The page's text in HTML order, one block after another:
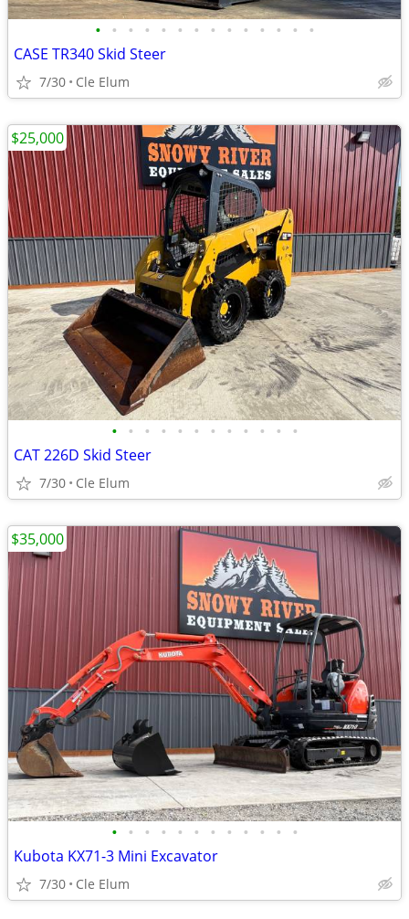
• • • • • • • • • • • • • •
CASE TR340 Skid Steer
7/30 Cle Elum
• • • • • • • • • • • •
CAT 226D Skid Steer
7/30 Cle Elum
$25,000
• • • • • • • • • • • •
Kubota KX71-3 Mini Excavator
7/30 Cle Elum
$35,000